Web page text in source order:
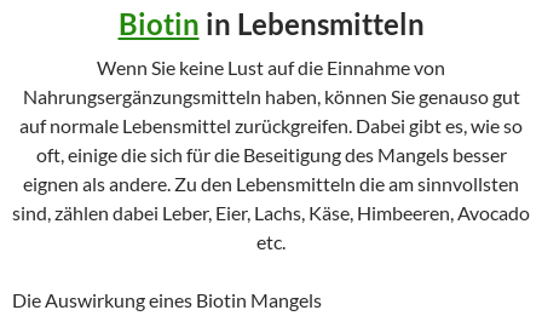
Biotin in Lebensmitteln
Wenn Sie keine Lust auf die Einnahme von
Nahrungsergänzungsmitteln haben, können Sie genauso gut
auf normale Lebensmittel zurückgreifen. Dabei gibt es, wie so
oft, einige die sich für die Beseitigung des Mangels besser
eignen als andere. Zu den Lebensmitteln die am sinnvollsten
sind, zählen dabei Leber, Eier, Lachs, Käse, Himbeeren, Avocado
etc.
Die Auswirkung eines Biotin Mangels